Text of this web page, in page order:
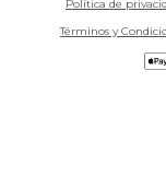
Política de
Términos y